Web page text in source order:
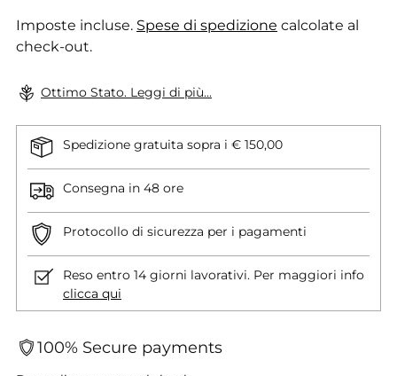
Imposte incluse. Spese di spedizione calcolate al
check-out.
Ottimo Stato. Leggi di più...
Spedizione gratuita sopra i € 150,00
Consegna in 48 ore
Protocollo di sicurezza per i pagamenti
Reso entro 14 giorni lavorativi. Per maggiori info
clicca qui
100% Secure payments